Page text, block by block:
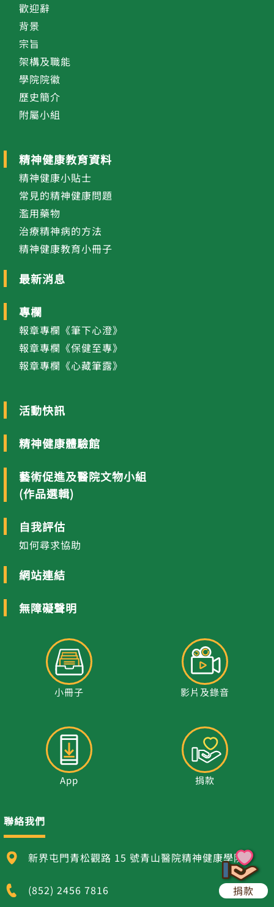
歡迎辭
背景
宗旨
架構及職能
學院院徽
歷史簡介
附屬小組
精神健康教育資料
精神健康小貼士
常見的精神健康問題
濫用藥物
治療精神病的方法
精神健康教育小冊子
最新消息
專欄
報章專欄《筆下心澄》
報章專欄《保健至專》
報章專欄《心藏筆露》
活動快訊
精神健康體驗館
藝術促進及醫院文物小組
(作品選輯)
自我評估
如何尋求協助
網站連結
無障礙聲明
小冊子 影片及錄音
App 捐款
聯絡我們
新界屯門青松觀路 15 號青山醫院精神健康學院
(852) 2456 7816 捐款